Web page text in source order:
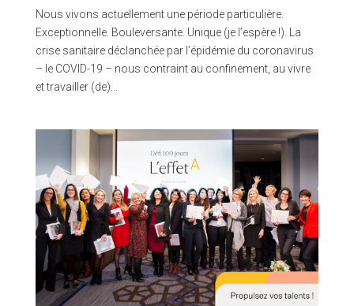
Nous vivons actuellement une période particulière.
Exceptionnelle. Bouleversante. Unique (je l’espère !). La
crise sanitaire déclanchée par l’épidémie du coronavirus
– le COVID-19 – nous contraint au confinement, au vivre
et travailler (de)...